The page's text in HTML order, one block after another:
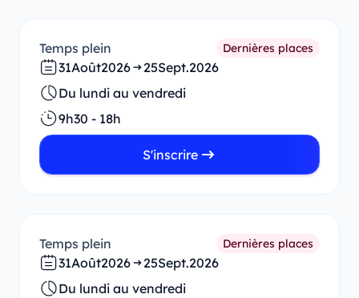
Temps plein Dernières places
31Août2026 25Sept.2026
Du lundi au vendredi
9h30 - 18h
S'inscrire
Temps plein Dernières places
31Août2026 25Sept.2026
Du lundi au vendredi